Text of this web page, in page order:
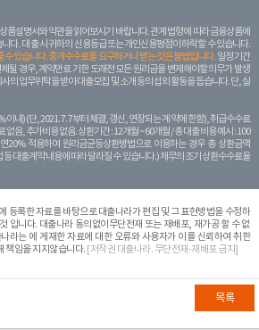
품설명서와 약관을 읽어보시기 바랍니다. 관계 법령에 따라 금융상품에
다. 대 출 시 귀하의 신용등급 또는 개인신용평점이 하락할 수 있습니다.
수 있습니다. 중개수수료를 요구하거나 받는 것은 불법입니다. 일정 기간
될 경우, 계약만료 기한 도래전 모든 원리금을 변제해야할 의무가 발생
의 업무위탁을 받아 대출모집 및 소개 등의 섭외 활동을 돕습니다. 단, 실
이내) (단, 2021. 7. 7부터 체결, 갱신, 연장되는 계 약에 한함), 취급수수료
음, 추가비용 없음. 상환기간 : 12개월 ~ 60개월 / 총 대출 비용 예시 : 100
20% 적용하여 원리금균등상환방법으로 이용하는 경우 총 상환금액
대출계약 내용에 따라 달라질 수 있습니다.) 채무의 조기 상환수수료율
에 등록한 자료를 바탕으로 대출나라가 편집 및 그 표현방법을 수정하
입니다. 대출나라 동의없이무단전재 또는 재배포, 재가공 할 수 없
라는 에 게재한 자료에 대한 오류와 사용자가 이를 신뢰하여 취한
책임을 지지않습니다. [저작권 대출나라. 무단전재-재배포 금지]
목록